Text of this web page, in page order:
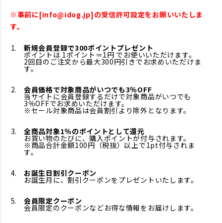
※事前に[info@idog.jp]の受信許可設定をお願いいたしま
す。
新規会員登録で300ポイントプレゼント
ポイントは 1ポイント＝1円 でお使いいただけます。
2回目のご注文から最大300円引きでお求めいただけま
す。
会員価格で対象商品がいつでも3％OFF
当サイトに会員登録するだけで対象商品がいつでも
3％OFFでお求めいただけます。
※セール対象商品は会員割引より除外となります。
全商品対象1％のポイントとして還元
お買い物のたびに、購入ポイントが付与されます。
※商品合計金額100円（税抜）以上で1pt付与されま
す。
お誕生日割引クーポン
お誕生月に、割引クーポンをプレゼントいたします。
会員限定クーポン
会員限定のクーポンなどお得な情報をお届けします。